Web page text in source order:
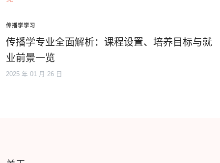
传播学学习
传播学专业全面解析：课程设置、培养目标与就
业前景一览
2025 年 01 月 26 日